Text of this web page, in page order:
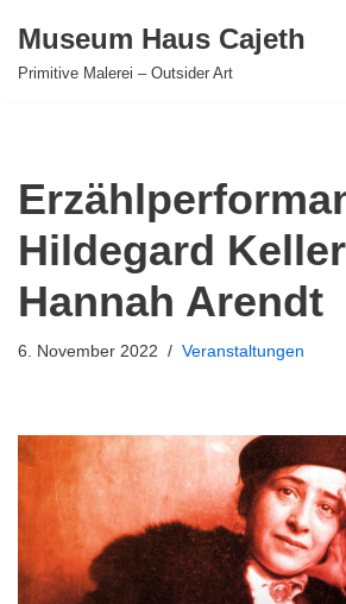
Zum
Museum Haus Cajeth
Primitive Malerei – Outsider Art
Hildegard
Hannah Arendt
6. November 2022 Veranstaltungen